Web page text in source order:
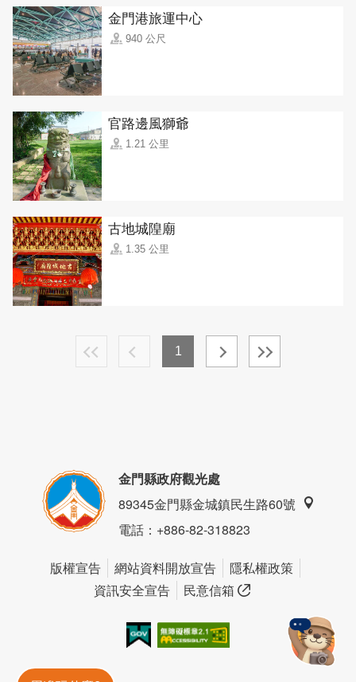
金門港旅運中心
940 公尺
官路邊風獅爺
1.21 公里
古地城隍廟
1.35 公里
1
金門縣政府觀光處
89345金門縣金城鎮民生路60號
電話：+886-82-318823
版權宣告 網站資料開放宣告
隱私權政策
資訊安全宣告
民意信箱